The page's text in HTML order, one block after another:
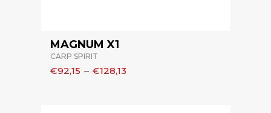
MAGNUM X1
CARP SPIRIT
€92,15 – €128,13